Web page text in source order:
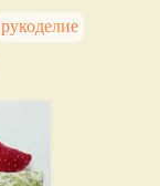
рукоделие